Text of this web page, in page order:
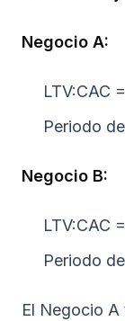
Negocio A:
LTV:CAC
Periodo
Negocio B:
LTV:CAC
Periodo
El Negocio A